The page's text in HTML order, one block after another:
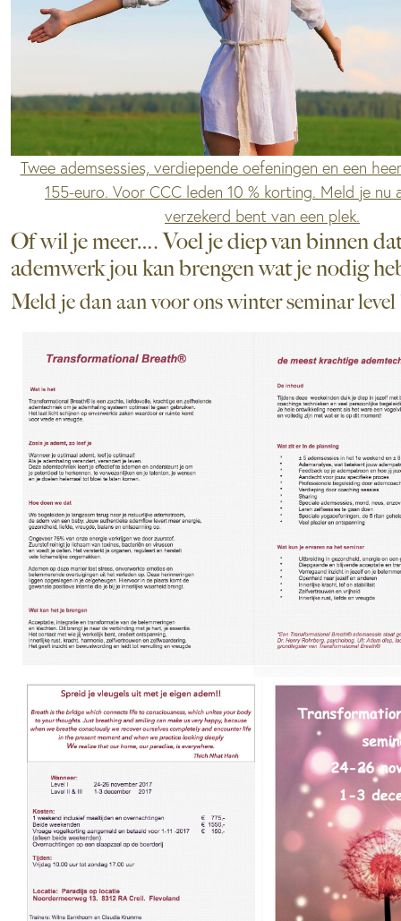
Twee ademsessies, verdiepende oefeningen en een
155-euro. Voor CCC leden 10 % korting. Meld je nu
verzekerd bent van een plek.
Of wil je meer…. Voel je diep van binnen
ademwerk jou kan brengen wat je nodig
Meld je dan aan voor ons winter seminar level